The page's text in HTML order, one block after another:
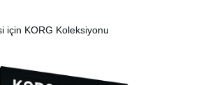
için KORG Koleksiyonu